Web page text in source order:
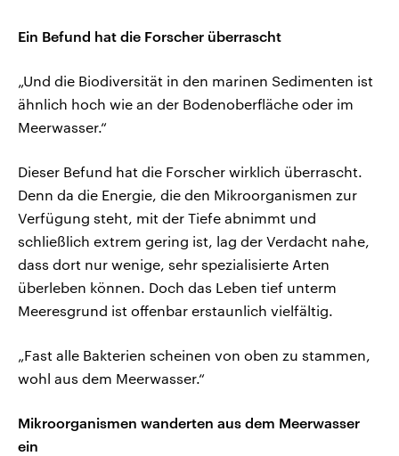
Ein Befund hat die Forscher überrascht
„Und die Biodiversität in den marinen Sedimenten ist
ähnlich hoch wie an der Bodenoberfläche oder im
Meerwasser.“
Dieser Befund hat die Forscher wirklich überrascht.
Denn da die Energie, die den Mikroorganismen zur
Verfügung steht, mit der Tiefe abnimmt und
schließlich extrem gering ist, lag der Verdacht nahe,
dass dort nur wenige, sehr spezialisierte Arten
überleben können. Doch das Leben tief unterm
Meeresgrund ist offenbar erstaunlich vielfältig.
„Fast alle Bakterien scheinen von oben zu stammen,
wohl aus dem Meerwasser.“
Mikroorganismen wanderten aus dem Meerwasser
ein